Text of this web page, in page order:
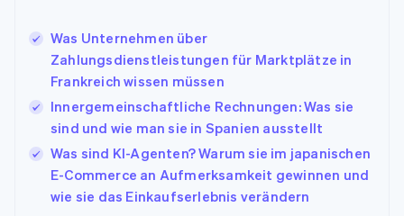
Was Unternehmen über
Zahlungsdienstleistungen für Marktplätze in
Frankreich wissen müssen
Innergemeinschaftliche Rechnungen: Was sie
sind und wie man sie in Spanien ausstellt
Was sind KI-Agenten? Warum sie im japanischen
E-Commerce an Aufmerksamkeit gewinnen und
wie sie das Einkaufserlebnis verändern
Japan
日本語 English
Kanada
English Français
Kroatien
EnglishItaliano
English
Liechtenstein
Deutsch English